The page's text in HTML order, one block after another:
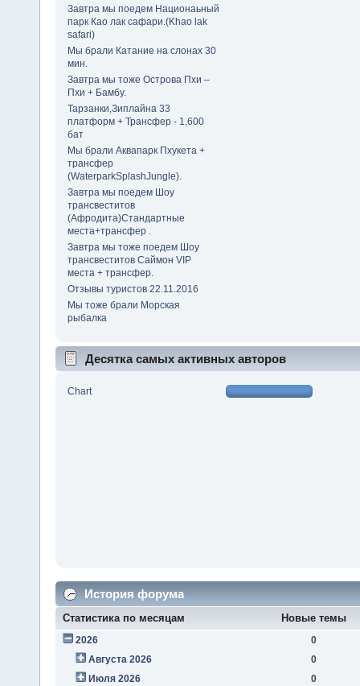
Завтра мы поедем Национаьный
парк Као лак сафари.(Khao lak
safari)
Мы брали Катание на слонах 30
мин.
Завтра мы тоже Острова Пхи –
Пхи + Бамбу.
Тарзанки,Зиплайна 33
платформ + Трансфер - 1,600
бат
Мы брали Аквапарк Пхукета +
трансфер
(WaterparkSplashJungle).
Завтра мы поедем Шоу
трансвеститов
(Афродита)Стандартные
места+трансфер .
Завтра мы тоже поедем Шоу
трансвеститов Саймон VIP
места + трансфер.
Отзывы туристов 22.11.2016
Мы тоже брали Морская
рыбалка
Десятка самых активных авторов
Chart
История форума
Статистика по месяцам Новые темы
2026
0
Августа 2026
0
Июля 2026
0